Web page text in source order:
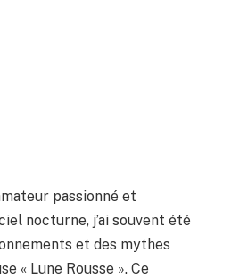
passionné et
nocturne, j’ai souvent été
et des mythes
« Lune Rousse ». Ce